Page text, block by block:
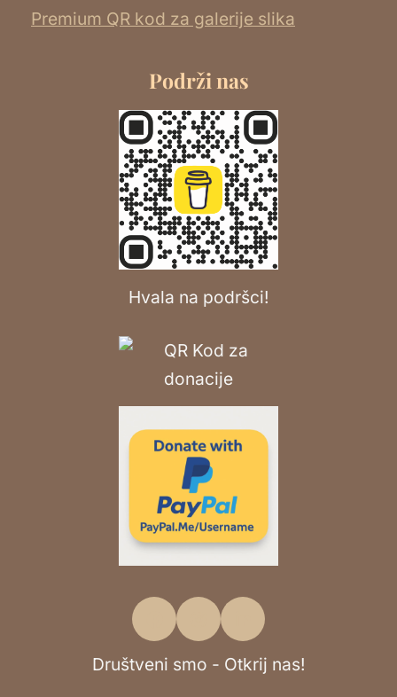
Premium QR kod za galerije slika
Podrži nas
Hvala na podršci!
Društveni smo - Otkrij nas!